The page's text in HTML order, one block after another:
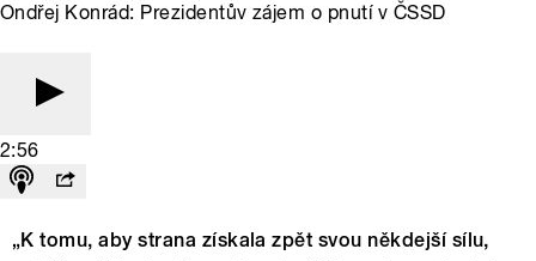
Ondřej Konrád: Prezidentův zájem o pnutí v ČSSD
2:56
„K tomu, aby strana získala zpět svou někdejší sílu,